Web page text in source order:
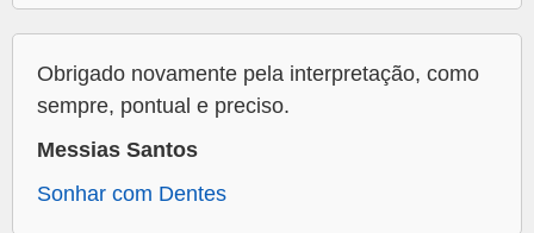
Obrigado novamente pela interpretação, como
sempre, pontual e preciso.
Messias Santos
Sonhar com Dentes